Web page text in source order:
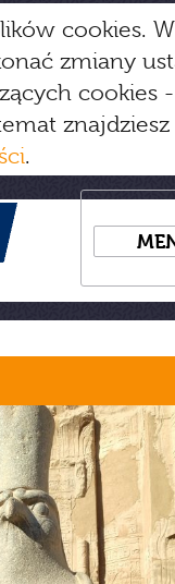
cookies.
zmiany
cookies
.